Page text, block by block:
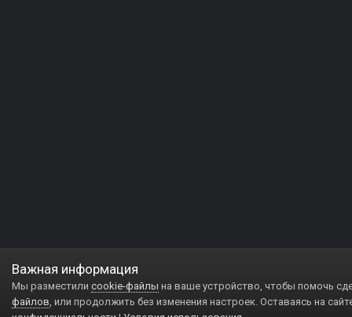
Важная информация
Мы разместили cookie-файлы на ваше устройство, чтобы помочь
файлов, или продолжить без изменения настроек. Оставаясь на